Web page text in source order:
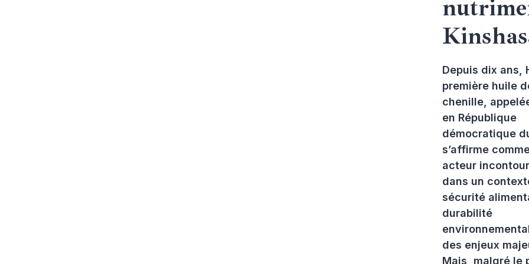
Depuis dix ans,
première huile
chenille,
en République
démocratique
s’affirme
acteur
dans un
sécurité
durabilité
des enjeux
Mais, malgré le